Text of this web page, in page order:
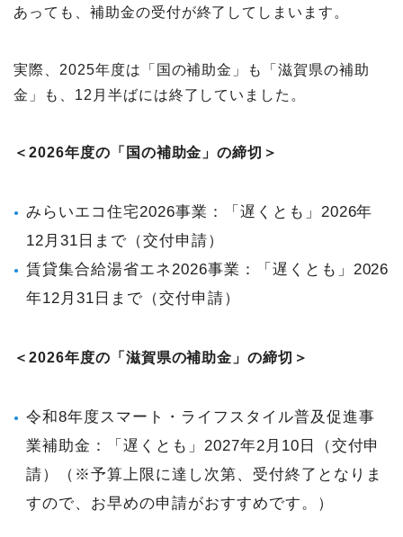
あっても、補助金の受付が終了してしまいます。
実際、2025年度は「国の補助金」も「滋賀県の補助
金」も、12月半ばには終了していました。
＜2026年度の「国の補助金」の締切＞
みらいエコ住宅2026事業：「遅くとも」2026年
12月31日まで（交付申請）
賃貸集合給湯省エネ2026事業：「遅くとも」2026
年12月31日まで（交付申請）
＜2026年度の「滋賀県の補助金」の締切＞
令和8年度スマート・ライフスタイル普及促進事
業補助金：「遅くとも」2027年2月10日（交付申
請）（※予算上限に達し次第、受付終了となりま
すので、お早めの申請がおすすめです。）